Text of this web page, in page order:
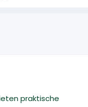
praktische